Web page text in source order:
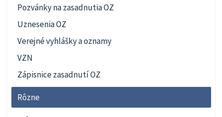
Pozvánky na zasadnutia OZ
Uznesenia OZ
Verejné vyhlášky a oznamy
VZN
Zápisnice zasadnutí OZ
Rôzne